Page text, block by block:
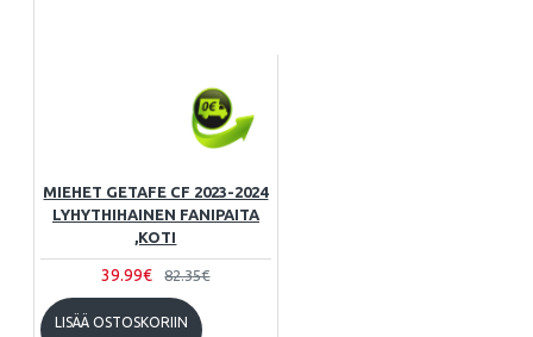
MIEHET GETAFE CF 2023-2024
LYHYTHIHAINEN FANIPAITA
,KOTI
39.99€ 82.35€
LISÄÄ OSTOSKORIIN